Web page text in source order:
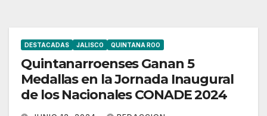
DESTACADAS JALISCO QUINTANA ROO
Quintanarroenses Ganan 5
Medallas en la Jornada Inaugural
de los Nacionales CONADE 2024